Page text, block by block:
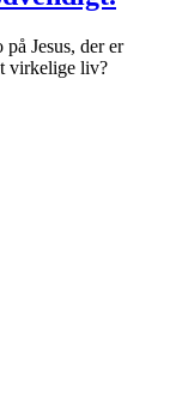
Jesus, der er
virkelige liv?